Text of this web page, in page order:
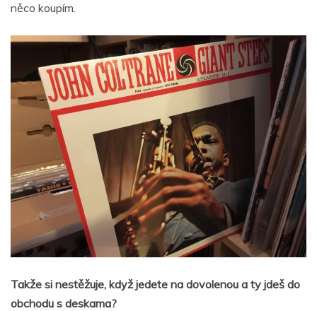
něco koupím.
Takže si nestěžuje, když jedete na dovolenou a ty jdeš do
obchodu s deskama?